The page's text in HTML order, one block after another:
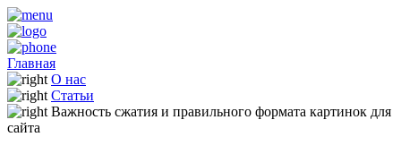
Главная
О нас
Статьи
Важность сжатия и правильного формата картинок для
сайта